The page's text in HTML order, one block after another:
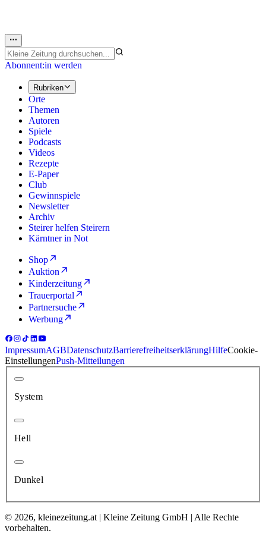
Abonnent:in werden
Rubriken
Orte
Themen
Autoren
Spiele
Podcasts
Videos
Rezepte
E-Paper
Club
Gewinnspiele
Newsletter
Archiv
Steirer helfen Steirern
Kärntner in Not
Shop
Auktion
Kinderzeitung
Trauerportal
Partnersuche
Werbung
ImpressumAGBDatenschutzBarrierefreiheitserklärungHilfeCookie-
EinstellungenPush-Mitteilungen
System
Hell
Dunkel
© 2026, kleinezeitung.at | Kleine Zeitung GmbH | Alle Rechte
vorbehalten.